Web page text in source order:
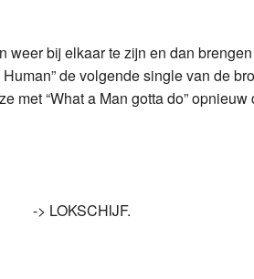
weer bij elkaar te zijn en dan
de volgende single van de
met “What a Man gotta do”
-> LOKSCHIJF.